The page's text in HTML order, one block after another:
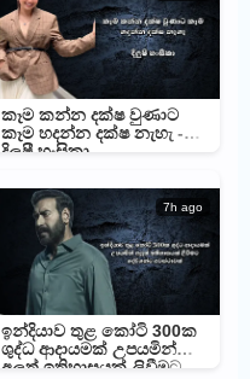
කෑම කන්න දක්ෂ වුණාට
කෑම හදන්න දක්ෂ නැහැ -
දිලුෂී හංසිකා
7h ago
ඉන්දියාව තුළ කෝටි 300ක
ශුද්ධ ආදායමක් උපයමින්
අලුත් ඉතිහාසයක් ලිවීමට